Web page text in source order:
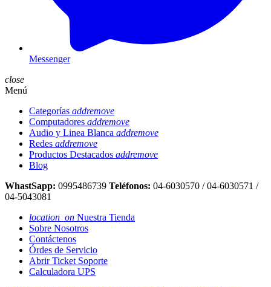
Messenger
close
Menú
Categorías addremove
Computadores addremove
Audio y Linea Blanca addremove
Redes addremove
Productos Destacados addremove
Blog
WhastSapp: 0995486739 Teléfonos: 04-6030570 / 04-6030571 /
04-5043081
location_on Nuestra Tienda
Sobre Nosotros
Contáctenos
Órdes de Servicio
Abrir Ticket Soporte
Calculadora UPS